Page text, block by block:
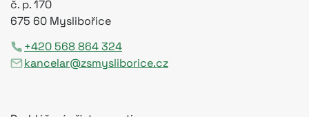
č. p. 170
675 60 Myslibořice
+420 568 864 324
kancelar@zsmysliborice.cz